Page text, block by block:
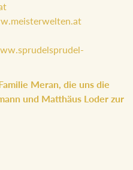
Meran, die uns die
und Matthäus Loder zur